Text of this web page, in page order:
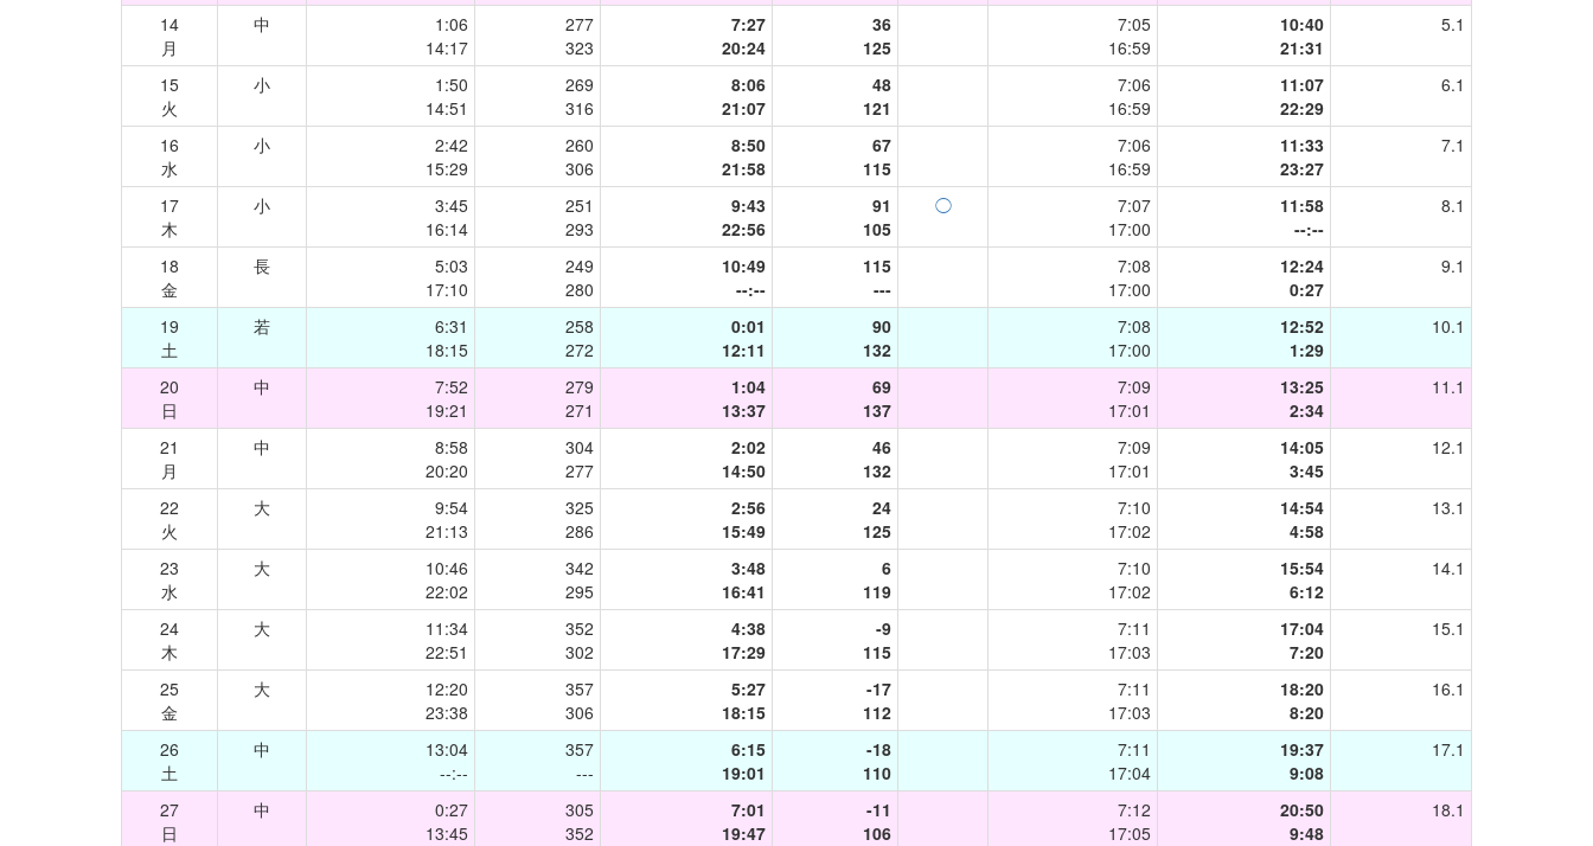
14
月
中
1:06
14:17
277
323
7:27
20:24
36
125
7:05
16:59
10:40
21:31
5.1
15
火
小
1:50
14:51
269
316
8:06
21:07
48
121
7:06
16:59
11:07
22:29
6.1
16
水
小
2:42
15:29
260
306
8:50
21:58
67
115
7:06
16:59
11:33
23:27
7.1
17
木
小
3:45
16:14
251
293
9:43
22:56
91
105
◯
7:07
17:00
11:58
--:--
8.1
18
金
長
5:03
17:10
249
280
10:49
--:--
115
---
7:08
17:00
12:24
0:27
9.1
19
土
若
6:31
18:15
258
272
0:01
12:11
90
132
7:08
17:00
12:52
1:29
10.1
20
日
中
7:52
19:21
279
271
1:04
13:37
69
137
7:09
17:01
13:25
2:34
11.1
21
月
中
8:58
20:20
304
277
2:02
14:50
46
132
7:09
17:01
14:05
3:45
12.1
22
火
大
9:54
21:13
325
286
2:56
15:49
24
125
7:10
17:02
14:54
4:58
13.1
23
水
大
10:46
22:02
342
295
3:48
16:41
6
119
7:10
17:02
15:54
6:12
14.1
24
木
大
11:34
22:51
352
302
4:38
17:29
-9
115
7:11
17:03
17:04
7:20
15.1
25
金
大
12:20
23:38
357
306
5:27
18:15
-17
112
7:11
17:03
18:20
8:20
16.1
26
土
中
13:04
--:--
357
---
6:15
19:01
-18
110
7:11
17:04
19:37
9:08
17.1
27
日
中
0:27
13:45
305
352
7:01
19:47
-11
106
7:12
17:05
20:50
9:48
18.1